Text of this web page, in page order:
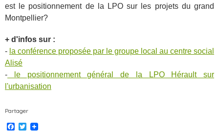
est le positionnement de la LPO sur les projets du grand
Montpellier?
+ d'infos sur :
- la conférence proposée par le groupe local au centre social
Alisé
- le positionnement général de la LPO Hérault sur
l'urbanisation
Partager
F
T